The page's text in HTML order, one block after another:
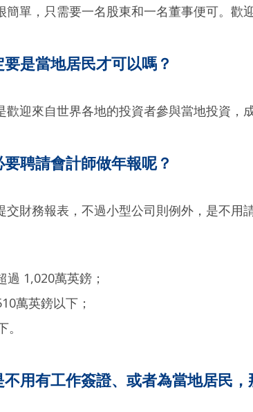
單，只需要一名股東和一名董事便可。歡
是當地居民才可以嗎？
迎來自世界各地的投資者參與當地投資，
聘請會計師做年報呢？
交財務報表，不過小型公司則例外，是不
過 1,020萬英鎊；
萬英鎊以下；
用有工作簽證、或者為當地居民